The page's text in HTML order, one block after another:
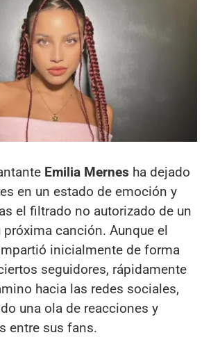
Emilia Mernes ha dejado
en un estado de emoción y
el filtrado no autorizado de un
canción. Aunque el
inicialmente de forma
seguidores, rápidamente
hacia las redes sociales,
una ola de reacciones y
entre sus fans.